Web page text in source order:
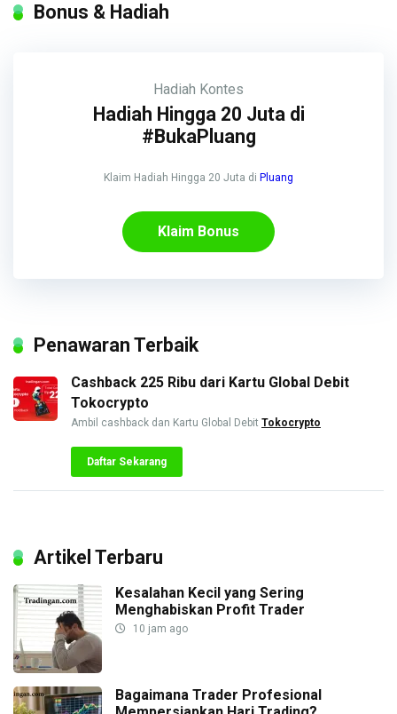
Bonus & Hadiah
Hadiah Kontes
Hadiah Hingga 20 Juta di
#BukaPluang
Klaim Hadiah Hingga 20 Juta di Pluang
Klaim Bonus
Penawaran Terbaik
Cashback 225 Ribu dari Kartu Global Debit
Tokocrypto
Ambil cashback dan Kartu Global Debit Tokocrypto
Daftar Sekarang
Artikel Terbaru
Kesalahan Kecil yang Sering
Menghabiskan Profit Trader
10 jam ago
Bagaimana Trader Profesional